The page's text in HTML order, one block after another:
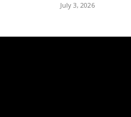
July 3, 2026